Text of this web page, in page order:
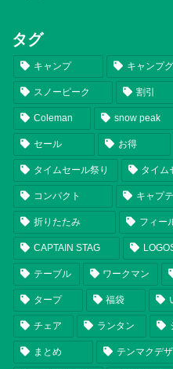
タグ
キャンプ キャンプ
スノーピーク 割引
Coleman snow peak
セール お得
タイムセール祭り タイム
コンパクト キャプ
折りたたみ フィー
CAPTAIN STAG
テーブル ワークマン
タープ 福袋
チェア ランタン
まとめ テンマクデ